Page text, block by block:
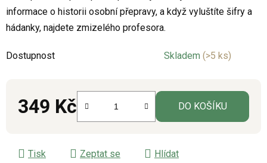
0,0
z
hvězdiček.
informace o historii osobní přepravy, a když vyluštíte šifry a
hádanky, najdete zmizelého profesora.
Dostupnost Skladem (>5 ks)
349 Kč DO KOŠÍKU
Tisk Zeptat se
Hlídat